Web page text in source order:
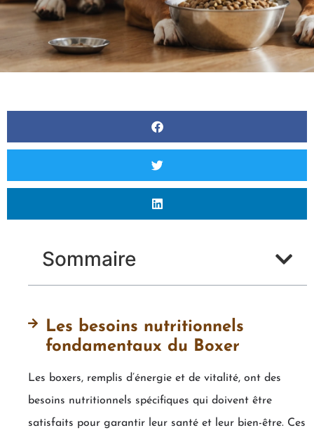
Sommaire
Les besoins nutritionnels
fondamentaux du Boxer
Les boxers, remplis d’énergie et de vitalité, ont des
besoins nutritionnels spécifiques qui doivent être
satisfaits pour garantir leur santé et leur bien-être. Ces